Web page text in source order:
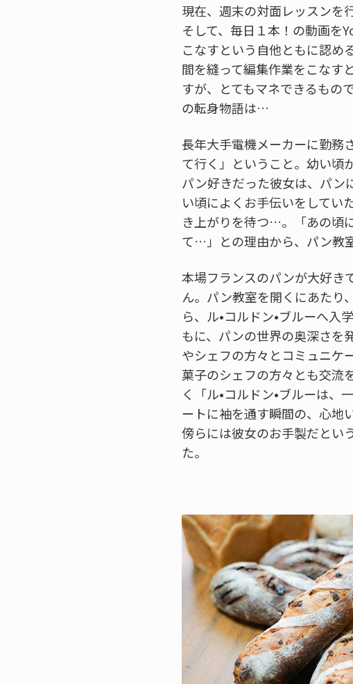
現在、週末の対面レッスンを
そして、毎日１本！の動画を
こなすという自他ともに認め
間を縫って編集作業をこなす
すが、とてもマネできるもの
の転身物語は…
長年大手電機メーカーに勤務
て行く」ということ。幼い頃
パン好きだった彼女は、パン
い頃によくお手伝いをしてい
き上がりを待つ…。「あの頃
て…」との理由から、パン教
本場フランスのパンが大好き
ん。パン教室を開くにあたり
ら、ル•コルドン•ブルーへ入
もに、パンの世界の奥深さを
やシェフの方々とコミュニケ
菓子のシェフの方々とも交流
く「ル•コルドン•ブルーは、
ートに袖を通す瞬間の、心地
傍らには彼女のお手製だとい
た。